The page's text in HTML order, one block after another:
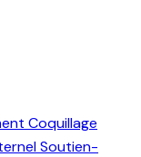
Coquillage
Soutien-